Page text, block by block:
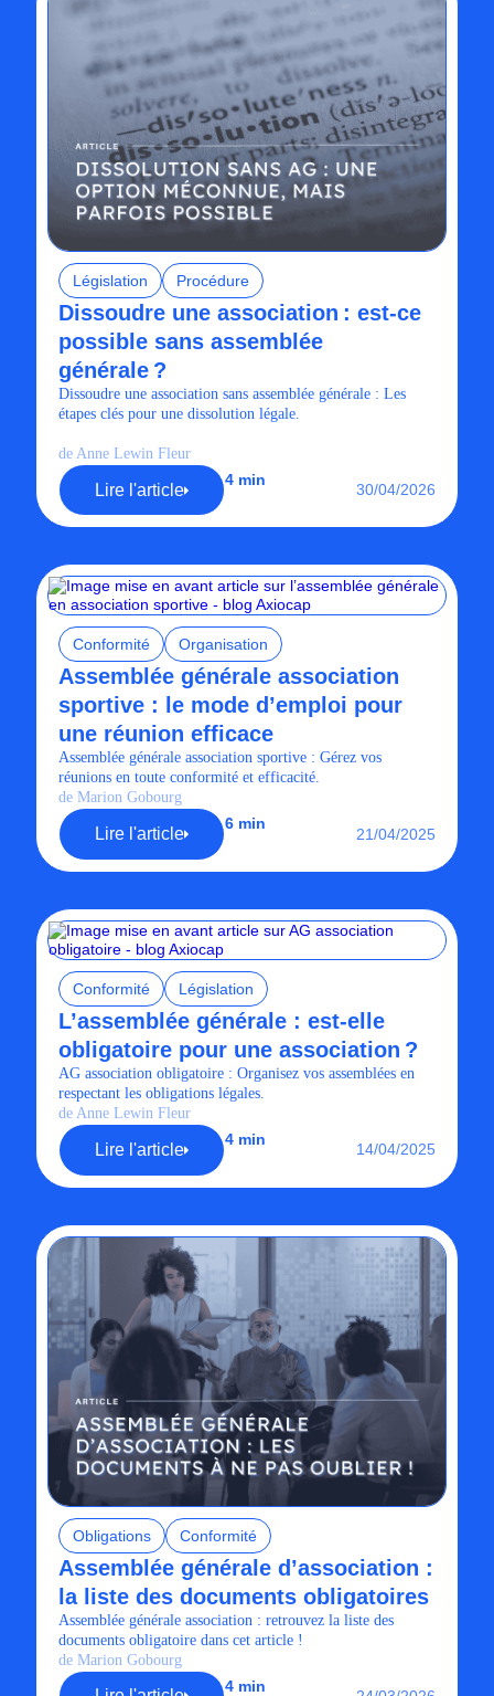
Législation Procédure
Dissoudre une association : est-ce
possible sans assemblée
générale ?
Dissoudre une association sans assemblée générale : Les
étapes clés pour une dissolution légale.
de Anne Lewin Fleur
Lire l'article
4 min
30/04/2026
Conformité Organisation
Assemblée générale association
sportive : le mode d’emploi pour
une réunion efficace
Assemblée générale association sportive : Gérez vos
réunions en toute conformité et efficacité.
de Marion Gobourg
Lire l'article
6 min
21/04/2025
Conformité Législation
L’assemblée générale : est-elle
obligatoire pour une association ?
AG association obligatoire : Organisez vos assemblées en
respectant les obligations légales.
de Anne Lewin Fleur
Lire l'article
4 min
14/04/2025
Obligations Conformité
Assemblée générale d’association :
la liste des documents obligatoires
Assemblée générale association : retrouvez la liste des
documents obligatoire dans cet article !
de Marion Gobourg
4 min